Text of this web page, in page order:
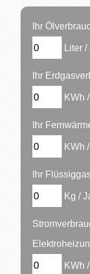
Ihr
Liter
Ihr
KWh
Ihr
KWh
Ihr
Kg /
KWh